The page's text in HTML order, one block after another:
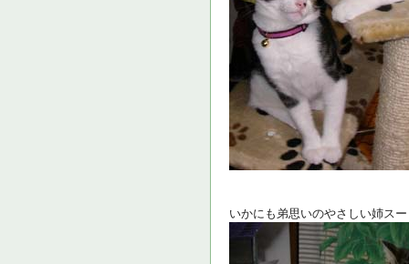
いかにも弟思いのやさしい姉スー